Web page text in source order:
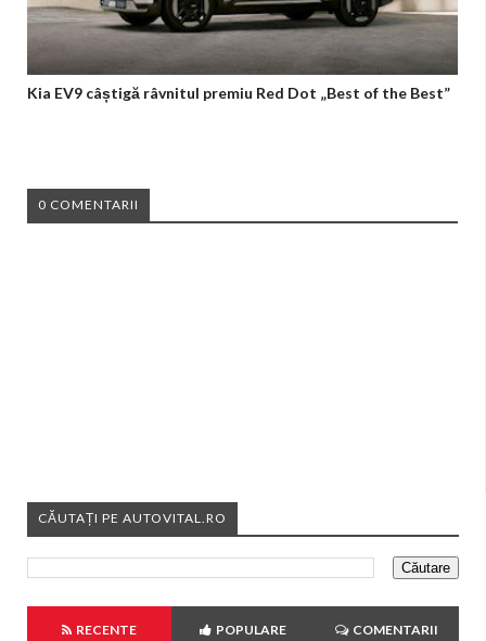
Kia EV9 câștigă râvnitul premiu Red Dot „Best of the Best”
0 COMENTARII
CĂUTAȚI PE AUTOVITAL.RO
RECENTE POPULARE COMENTARII